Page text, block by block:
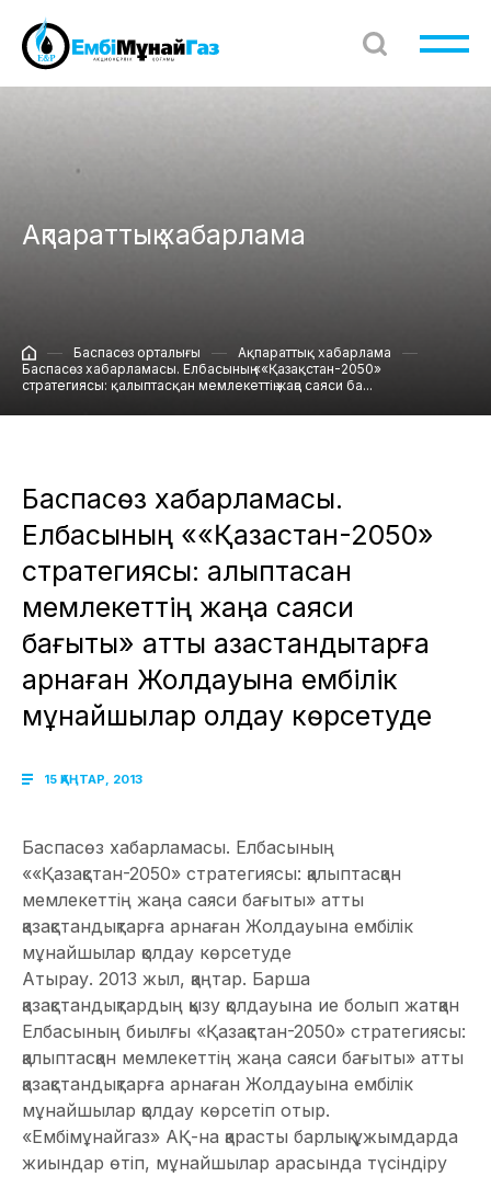
Ақпараттық хабарлама
Баспасөз орталығы
Ақпараттық хабарлама
Баспасөз хабарламасы. Елбасының ««Қазақстан-2050»
стратегиясы: қалыптасқан мемлекеттің жаңа саяси ба...
Баспасөз хабарламасы.
Елбасының ««Қазақстан-2050»
стратегиясы: қалыптасқан
мемлекеттің жаңа саяси
бағыты» атты қазақстандықтарға
арнаған Жолдауына ембілік
мұнайшылар қолдау көрсетуде
15 ҚАҢТАР, 2013
Баспасөз хабарламасы. Елбасының
««Қазақстан-2050» стратегиясы: қалыптасқан
мемлекеттің жаңа саяси бағыты» атты
қазақстандықтарға арнаған Жолдауына ембілік
мұнайшылар қолдау көрсетуде
Атырау. 2013 жыл, қаңтар. Барша
қазақстандықтардың қызу қолдауына ие болып жатқан
Елбасының биылғы «Қазақстан-2050» стратегиясы:
қалыптасқан мемлекеттің жаңа саяси бағыты» атты
қазақстандықтарға арнаған Жолдауына ембілік
мұнайшылар қолдау көрсетіп отыр.
«Ембімұнайгаз» АҚ-на қарасты барлық ұжымдарда
жиындар өтіп, мұнайшылар арасында түсіндіру